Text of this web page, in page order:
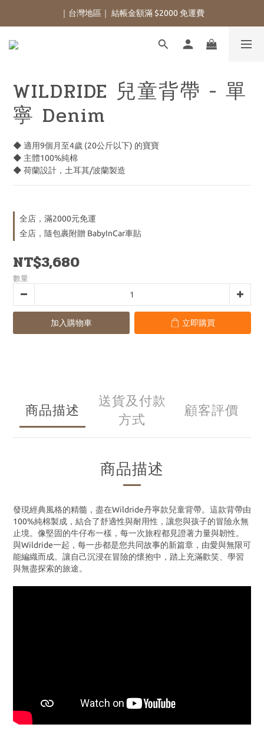
｜台灣地區｜ 結帳金額滿 $2000 免運費
WILDRIDE 兒童背帶 - 單
寧 Denim
◆ 適用9個月至4歲 (20公斤以下) 的寶寶
◆ 主體100%純棉
◆ 荷蘭設計，土耳其/波蘭製造
全店，滿2000元免運
全店，隨包裹附贈 BabyInCar車貼
NT$3,680
數量
加入購物車 立即購買
商品描述
送貨及付款
方式
顧客評價
商品描述
發現經典風格的精髓，盡在Wildride丹寧款兒童背帶。這款背帶由
100%純棉製成，結合了舒適性與耐用性，讓您與孩子的冒險永無
止境。像堅固的牛仔布一樣，每一次旅程都見證著力量與韌性。
與Wildride一起，每一步都是您共同故事的新篇章，由愛與無限可
能編織而成。讓自己沉浸在冒險的懷抱中，踏上充滿歡笑、學習
與無盡探索的旅途。